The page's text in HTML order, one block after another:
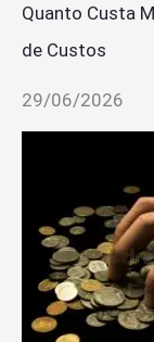
Quanto Custa
de Custos
29/06/2026